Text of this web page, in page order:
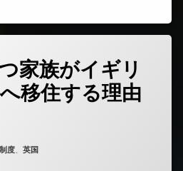
家族がイギリ
移住する理由
度、 英国